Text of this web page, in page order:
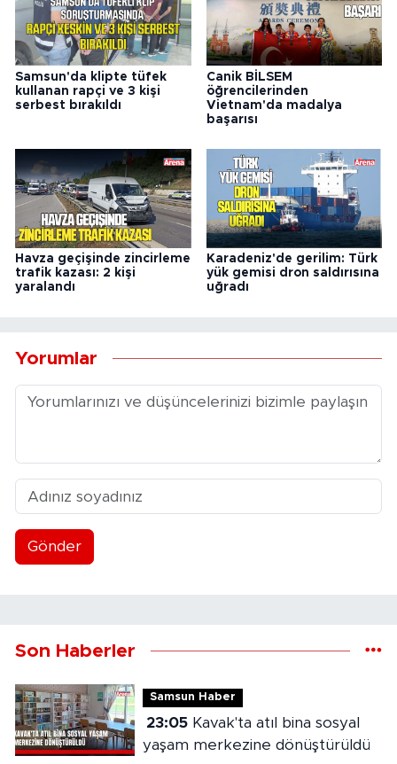
Samsun'da klipte tüfek
kullanan rapçi ve 3 kişi
serbest bırakıldı
Canik BİLSEM
öğrencilerinden
Vietnam'da madalya
başarısı
Havza geçişinde zincirleme
trafik kazası: 2 kişi
yaralandı
Karadeniz'de gerilim: Türk
yük gemisi dron saldırısına
uğradı
Yorumlar
Gönder
Son Haberler
Samsun Haber
23:05Kavak'ta atıl bina sosyal
yaşam merkezine dönüştürüldü